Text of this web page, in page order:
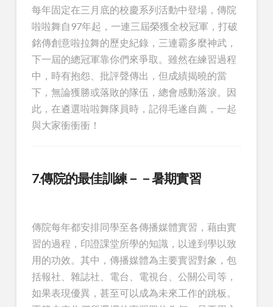
每年固定在三月底的校慶系列活動中登場，傳院
啦啦舞自97年起，一連三屆榮獲全校冠軍，打破
銘傳創意啦拉舞的歷史紀錄，三連霸多麼神武，
下一屆的總冠軍靠你們來爭取。雖然在練習過程
中，時有抱怨、批評聲傳出，但成績揭曉的當
下，無論獲勝或落敗的隊伍，總會感動落淚。因
此，在遴選啦啦舞隊員時，記得毛遂自薦，一起
與大家衝衝衝！
7.傳院的最佳訓練－－暑期實習
傳院每年都安排同學至各傳播媒體實習，藉由實
習的過程，印證課堂所學的知識，以達到學以致
用的功效。其中，傳播媒體為主要實習對象，包
括報社、雜誌社、電台、電視台、公關公司等，
如果表現優異，甚至可以成為未來工作的跳板。